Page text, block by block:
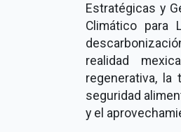
Estratégicas y
Climático para
realidad
regenerativa,
seguridad
y el